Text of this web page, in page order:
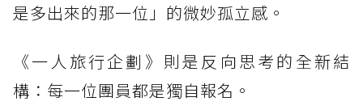
是多出來的那一位」的微妙孤立感。
《一人旅行企劃》則是反向思考的全新結
構：每一位團員都是獨自報名。